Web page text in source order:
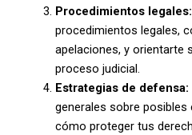
Procedimientos legales:
procedimientos legales,
apelaciones, y orientarte
proceso judicial.
Estrategias de defensa:
generales sobre
cómo proteger tus